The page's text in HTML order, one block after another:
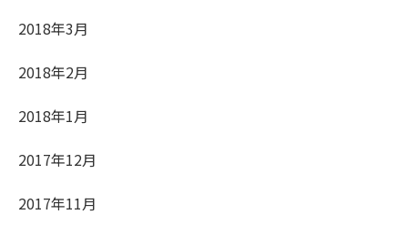
2018年3月
2018年2月
2018年1月
2017年12月
2017年11月